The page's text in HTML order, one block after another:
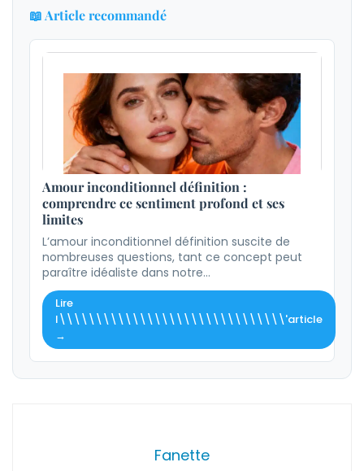
📖 Article recommandé
Amour inconditionnel définition :
comprendre ce sentiment profond et ses
limites
L’amour inconditionnel définition suscite de
nombreuses questions, tant ce concept peut
paraître idéaliste dans notre…
Lire
l\\\\\\\\\\\\\\\\\\\\\\\\\\\\\\\'article
→
Fanette